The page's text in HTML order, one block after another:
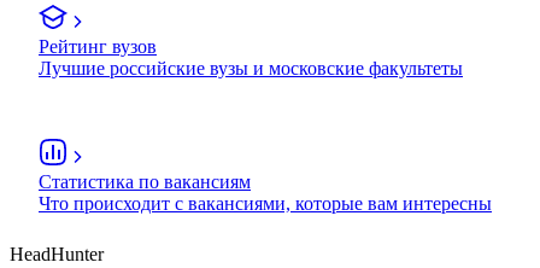
Рейтинг вузов
Лучшие российские вузы и московские факультеты
Статистика по вакансиям
Что происходит с вакансиями, которые вам интересны
HeadHunter